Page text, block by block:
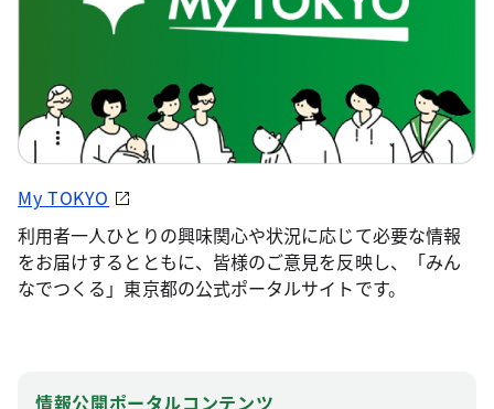
My TOKYO
利用者一人ひとりの興味関心や状況に応じて必要な情報
をお届けするとともに、皆様のご意見を反映し、「みん
なでつくる」東京都の公式ポータルサイトです。
情報公開ポータルコンテンツ